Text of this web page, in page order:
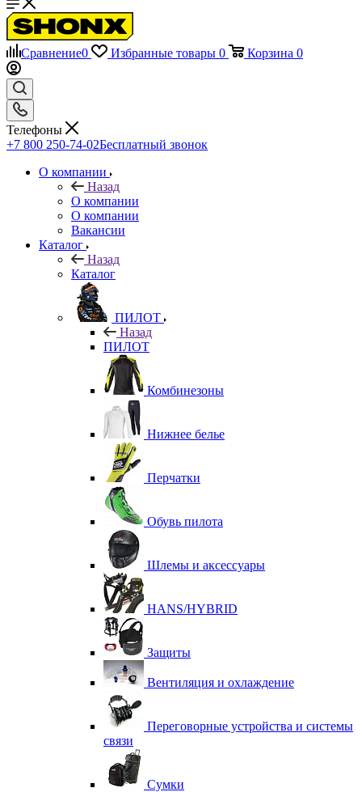
Сравнение0 Избранные товары 0 Корзина 0
Телефоны
+7 800 250-74-02Бесплатный звонок
О компании
Назад
О компании
О компании
Вакансии
Каталог
Назад
Каталог
ПИЛОТ
Назад
ПИЛОТ
Комбинезоны
Нижнее белье
Перчатки
Обувь пилота
Шлемы и аксессуары
HANS/HYBRID
Защиты
Вентиляция и охлаждение
Переговорные устройства и системы
связи
Сумки